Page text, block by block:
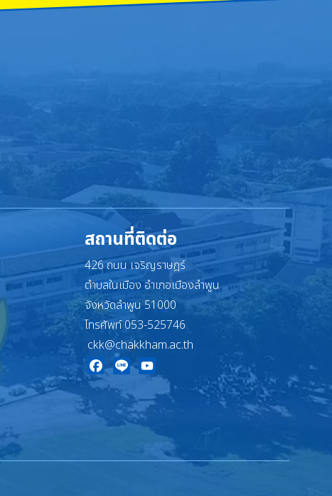
สถานที่ติดต่อ
426 ถนน เจริญราษฎร์
ตำบลในเมือง อำเภอเมืองลำพูน
จังหวัดลำพูน 51000
โทรศัพท์ 053-525746
ckk@chakkham.ac.th
Facebook YouTube